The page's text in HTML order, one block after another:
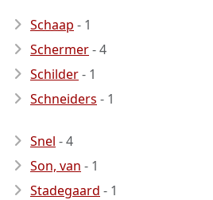
Schaap - 1
Schermer- 4
Schilder- 1
Schneiders - 1
Snel - 4
Son, van - 1
Stadegaard - 1